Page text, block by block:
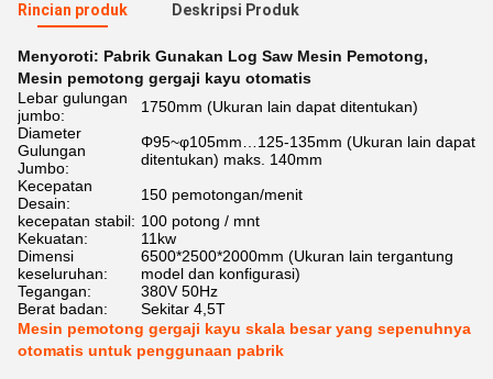
Rincian produk Deskripsi Produk
Menyoroti: Pabrik Gunakan Log Saw Mesin Pemotong,
Mesin pemotong gergaji kayu otomatis
Lebar gulungan
jumbo:
1750mm (Ukuran lain dapat ditentukan)
Diameter
Gulungan
Jumbo:
Φ95~φ105mm…125-135mm (Ukuran lain dapat
ditentukan) maks. 140mm
Kecepatan
Desain:
150 pemotongan/menit
kecepatan stabil: 100 potong / mnt
Kekuatan:
11kw
Dimensi
keseluruhan:
6500*2500*2000mm (Ukuran lain tergantung
model dan konfigurasi)
Tegangan:
380V 50Hz
Berat badan:
Sekitar 4,5T
Mesin pemotong gergaji kayu skala besar yang sepenuhnya
otomatis untuk penggunaan pabrik